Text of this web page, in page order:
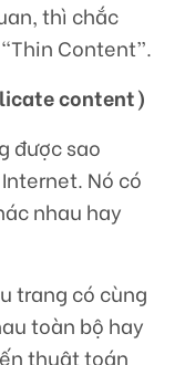
thì chắc
Content”.
content)
được sao
Nó có
nhau hay
trang có cùng
toàn bộ hay
thuật toán